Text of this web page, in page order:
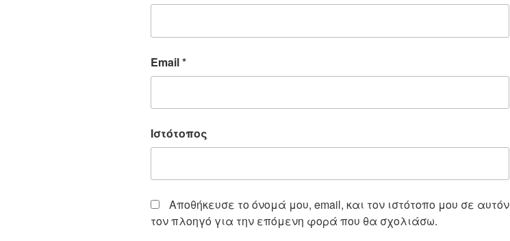
Email*
Ιστότοπος
Αποθήκευσε το όνομά μου, email, και τον ιστότοπο μου σε αυτόν
τον πλοηγό για την επόμενη φορά που θα σχολιάσω.